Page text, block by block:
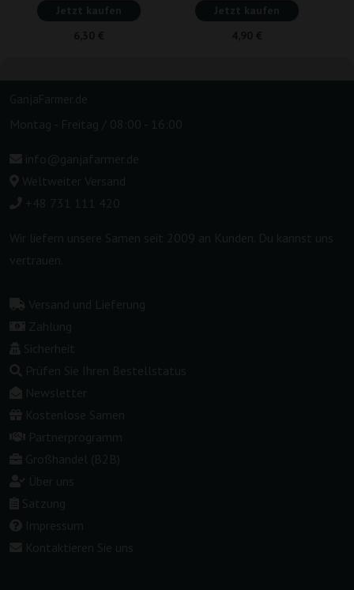
Jetzt kaufen
6,30 €
Jetzt kaufen
4,90 €
GanjaFarmer.de
Montag - Freitag / 08:00 - 16:00
info@ganjafarmer.de
Weltweiter Versand
+48 731 111 420
Wir liefern unsere Samen seit 2009 an Kunden. Du kannst uns
vertrauen.
Versand und Lieferung
Zahlung
Sicherheit
Prüfen Sie Ihren Bestellstatus
Newsletter
Kostenlose Samen
Partnerprogramm
Großhandel (B2B)
Über uns
Satzung
Impressum
Kontaktieren Sie uns